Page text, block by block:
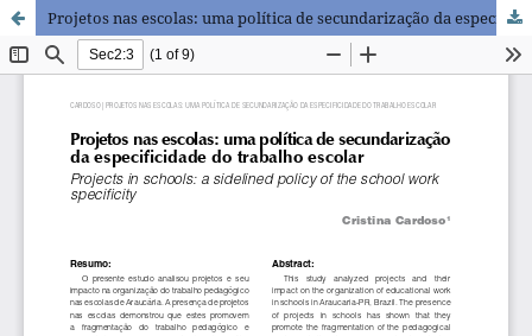
Projetos nas escolas: uma política de secundarização da especificidade do trabalho escolar